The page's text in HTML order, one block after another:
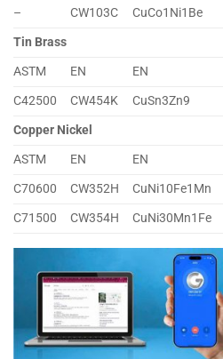
–
CW103C CuCo1Ni1Be
Tin Brass
ASTM
EN EN
C42500
CW454K CuSn3Zn9
Copper Nickel
ASTM
EN EN
C70600
CW352H CuNi10Fe1Mn
C71500
CW354H CuNi30Mn1Fe